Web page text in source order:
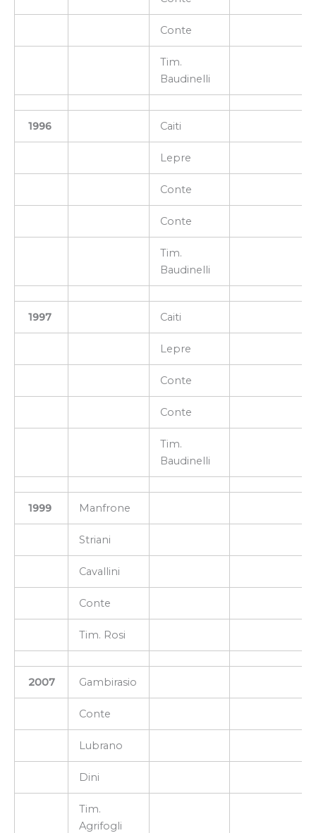
Conte
Tim.
Baudinelli
1996 Caiti
Lepre
Conte
Conte
Tim.
Baudinelli
1997 Caiti
Lepre
Conte
Conte
Tim.
Baudinelli
1999 Manfrone
Striani
Cavallini
Conte
Tim. Rosi
2007 Gambirasio
Conte
Lubrano
Dini
Tim.
Agrifogli